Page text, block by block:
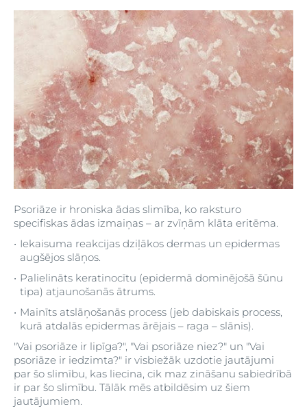
Psoriāze ir hroniska ādas slimība, ko raksturo
specifiskas ādas izmaiņas – ar zvīņām klāta eritēma.
Iekaisuma reakcijas dziļākos dermas un epidermas
augšējos slāņos.
Palielināts keratinocītu (epidermā dominējošā šūnu
tipa) atjaunošanās ātrums.
Mainīts atslāņošanās process (jeb dabiskais process,
kurā atdalās epidermas ārējais – raga – slānis).
"Vai psoriāze ir lipīga?", "Vai psoriāze niez?" un "Vai
psoriāze ir iedzimta?" ir visbiežāk uzdotie jautājumi
par šo slimību, kas liecina, cik maz zināšanu sabiedrībā
ir par šo slimību. Tālāk mēs atbildēsim uz šiem
jautājumiem.